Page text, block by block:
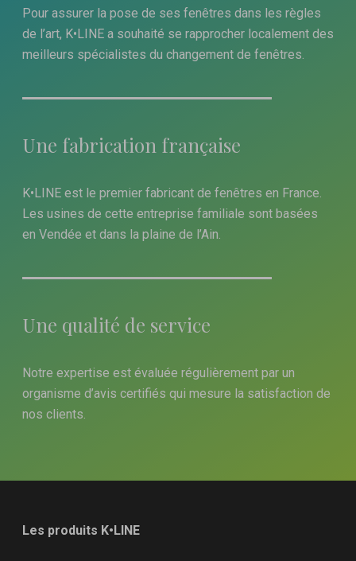
Pour assurer la pose de ses fenêtres dans les règles
de l’art, K•LINE a souhaité se rapprocher localement des
meilleurs spécialistes du changement de fenêtres.
Une fabrication française
K•LINE est le premier fabricant de fenêtres en France.
Les usines de cette entreprise familiale sont basées
en Vendée et dans la plaine de l’Ain.
Une qualité de service
Notre expertise est évaluée régulièrement par un
organisme d’avis certifiés qui mesure la satisfaction de
nos clients.
Les produits K•LINE